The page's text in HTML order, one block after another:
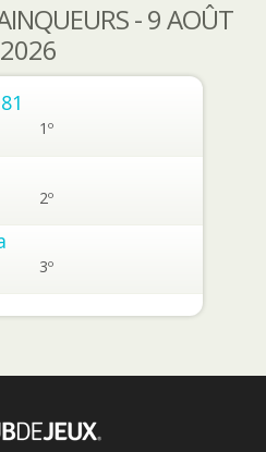
- 9 AOÛT
2026
1º
2º
3º